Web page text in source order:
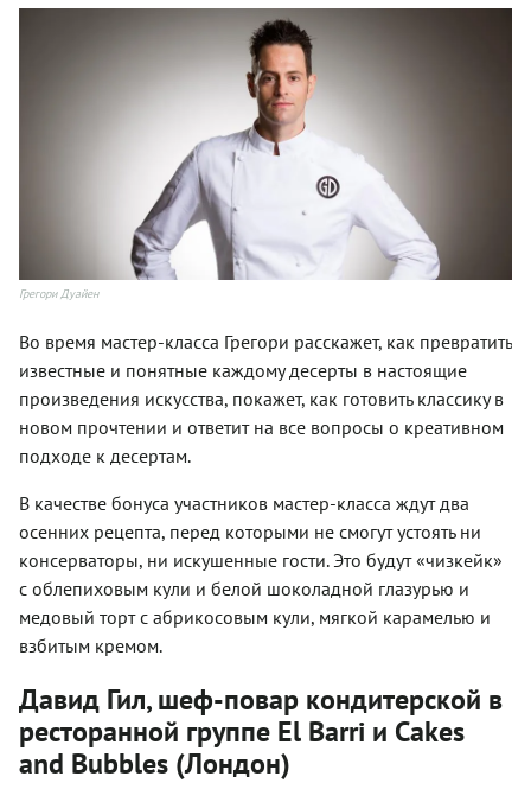
Грегори Дуайен
Во время мастер-класса Грегори расскажет, как превратить
известные и понятные каждому десерты в настоящие
произведения искусства, покажет, как готовить классику в
новом прочтении и ответит на все вопросы о креативном
подходе к десертам.
В качестве бонуса участников мастер-класса ждут два
осенних рецепта, перед которыми не смогут устоять ни
консерваторы, ни искушенные гости. Это будут «чизкейк»
с облепиховым кули и белой шоколадной глазурью и
медовый торт с абрикосовым кули, мягкой карамелью и
взбитым кремом.
Давид Гил, шеф-повар кондитерской в
ресторанной группе El Barri и Cakes
and Bubbles (Лондон)